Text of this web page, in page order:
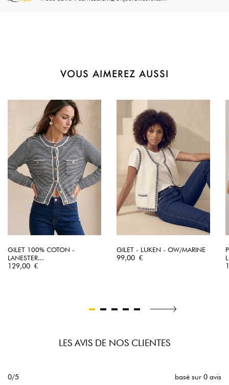
VOUS AIMEREZ AUSSI
GILET 100% COTON -
LANESTER...
Prix
129,00 €
GILET - LUKEN - OW/MARINE
Prix
99,00 €
LES AVIS DE NOS CLIENTES
0/5 basé sur 0 avis